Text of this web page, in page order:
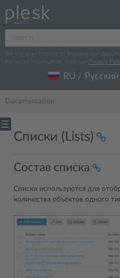
We log search terms to improve our
For more information, read our
Privacy
RU / Русский
Documentation
Списки (Lists)
Состав списка
Списки используются для
количества объектов одного